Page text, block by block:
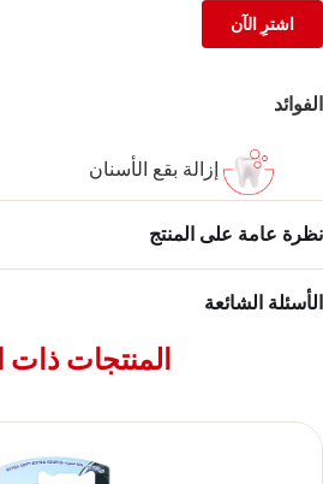
اشترِ الآن
الفوائد
إزالة بقع الأسنان
نظرة عامة على المنتج
الأسئلة الشائعة
المنتجات ذات